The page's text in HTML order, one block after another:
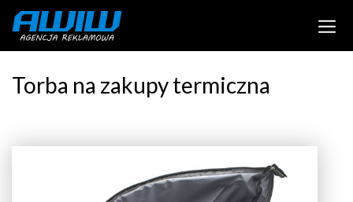
Torba na zakupy termiczna